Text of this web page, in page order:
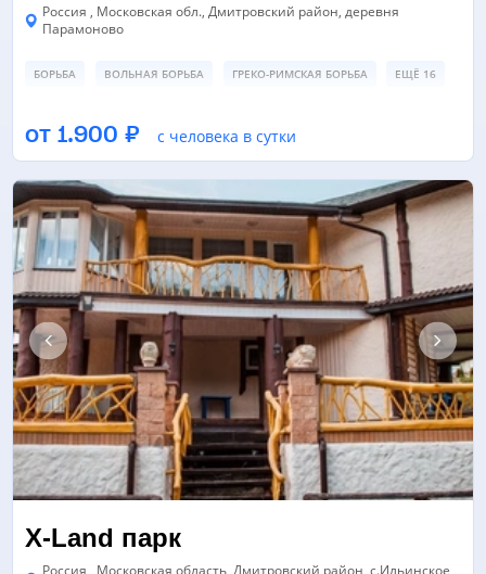
Россия , Московская обл., Дмитровский район, деревня
Парамоново
БОРЬБА ВОЛЬНАЯ БОРЬБА ГРЕКО-РИМСКАЯ БОРЬБА ЕЩЁ 16
ЗАЛ ТАНЦЕВ/ХОРЕОГРАФИИ
ЕЩЁ 6
от 1.900 ₽ с человека в сутки
X-Land парк
Россия , Московская область, Дмитровский район, с.Ильинское,